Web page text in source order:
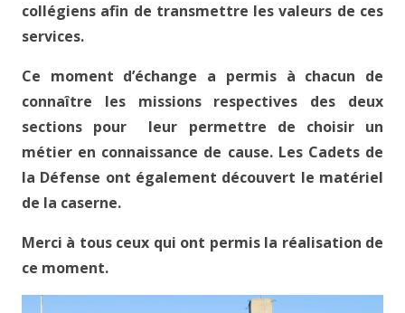
collégiens afin de transmettre les valeurs de ces
services.
Ce moment d’échange a permis à chacun de
connaître les missions respectives des deux
sections pour leur permettre de choisir un
métier en connaissance de cause. Les Cadets de
la Défense ont également découvert le matériel
de la caserne.
Merci à tous ceux qui ont permis la réalisation de
ce moment.